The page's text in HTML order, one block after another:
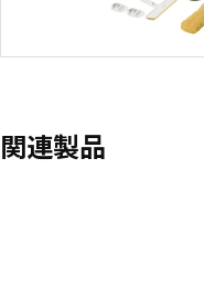
関連製品